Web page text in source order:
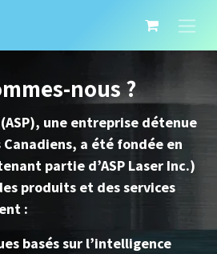
nous ?
une entreprise détenue
a été fondée en
partie d’ASP Laser Inc.)
produits et des services
:
basés sur l’intelligence